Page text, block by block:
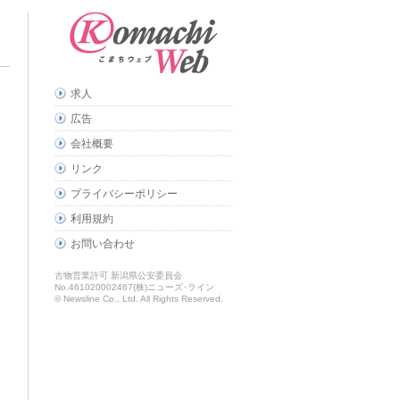
求人
広告
会社概要
リンク
プライバシーポリシー
利用規約
お問い合わせ
古物営業許可 新潟県公安委員会
No.461020002467(株)ニューズ･ライン
© Newsline Co., Ltd. All Rights Reserved.